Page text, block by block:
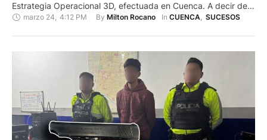
Estrategia Operacional 3D, efectuada en Cuenca. A decir de
la Policía, alias 'Marciano', presentaba una boleta de captura
marzo 24 4:12 PM By Milton Rocano In CUENCA, SUCESOS